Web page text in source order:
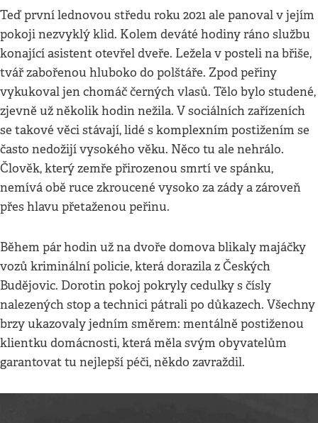
Teď první lednovou středu roku 2021 ale panoval v jejím
pokoji nezvyklý klid. Kolem deváté hodiny ráno službu
konající asistent otevřel dveře. Ležela v posteli na břiše,
tvář zabořenou hluboko do polštáře. Zpod peřiny
vykukoval jen chomáč černých vlasů. Tělo bylo studené,
zjevně už několik hodin nežila. V sociálních zařízeních
se takové věci stávají, lidé s komplexním postižením se
často nedožijí vysokého věku. Něco tu ale nehrálo.
Člověk, který zemře přirozenou smrtí ve spánku,
nemívá obě ruce zkroucené vysoko za zády a zároveň
přes hlavu přetaženou peřinu.
Během pár hodin už na dvoře domova blikaly majáčky
vozů kriminální policie, která dorazila z Českých
Budějovic. Dorotin pokoj pokryly cedulky s čísly
nalezených stop a technici pátrali po důkazech. Všechny
brzy ukazovaly jedním směrem: mentálně postiženou
klientku domácnosti, která měla svým obyvatelům
garantovat tu nejlepší péči, někdo zavraždil.